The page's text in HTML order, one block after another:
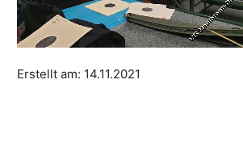
Erstellt am: 14.11.2021